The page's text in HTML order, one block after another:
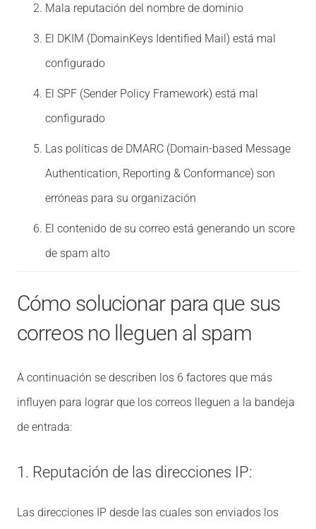
Mala reputación del nombre de dominio
El DKIM (DomainKeys Identified Mail) está mal
configurado
El SPF (Sender Policy Framework) está mal
configurado
Las políticas de DMARC (Domain-based Message
Authentication, Reporting & Conformance) son
erróneas para su organización
El contenido de su correo está generando un score
de spam alto
Cómo solucionar para que sus
correos no lleguen al spam
A continuación se describen los 6 factores que más
influyen para lograr que los correos lleguen a la bandeja
de entrada:
1. Reputación de las direcciones IP:
Las direcciones IP desde las cuales son enviados los